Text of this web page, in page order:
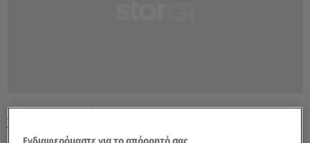
Χατζηβασιλείου: Το Ταγκό Ελλάδας –
Τουρκίας Θέλει Δύο - Video